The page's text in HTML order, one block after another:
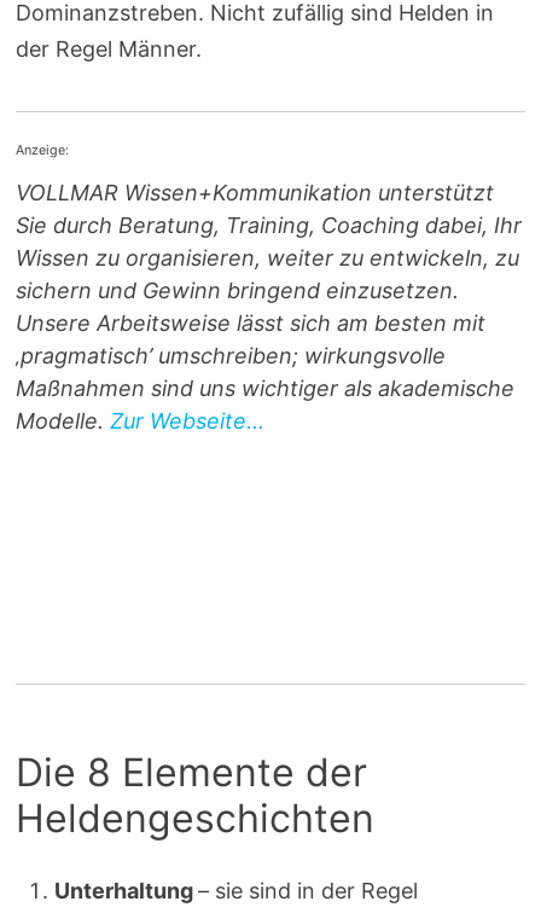
Dominanzstreben. Nicht zufällig sind Helden in
der Regel Männer.
Anzeige:
VOLLMAR Wissen+Kommunikation unterstützt
Sie durch Beratung, Training, Coaching dabei, Ihr
Wissen zu organisieren, weiter zu entwickeln, zu
sichern und Gewinn bringend einzusetzen.
Unsere Arbeitsweise lässt sich am besten mit
‚pragmatisch’ umschreiben; wirkungsvolle
Maßnahmen sind uns wichtiger als akademische
Modelle.Zur Webseite...
Die 8 Elemente der
Heldengeschichten
Unterhaltung– sie sind in der Regel